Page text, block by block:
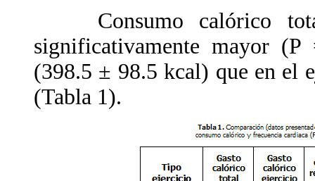
Consumo calórico
significativamente mayor
(398.5 ± 98.5 kcal) que en el
(Tabla 1).